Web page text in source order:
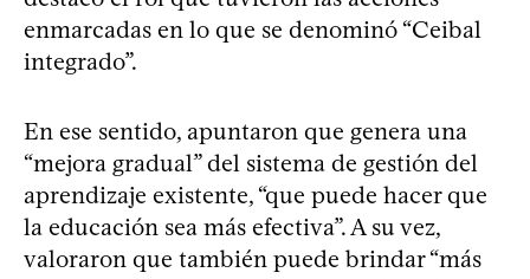
enmarcadas en lo que se denominó “Ceibal
integrado”.
En ese sentido, apuntaron que genera una
“mejora gradual” del sistema de gestión del
aprendizaje existente, “que puede hacer que
la educación sea más efectiva”. A su vez,
valoraron que también puede brindar “más